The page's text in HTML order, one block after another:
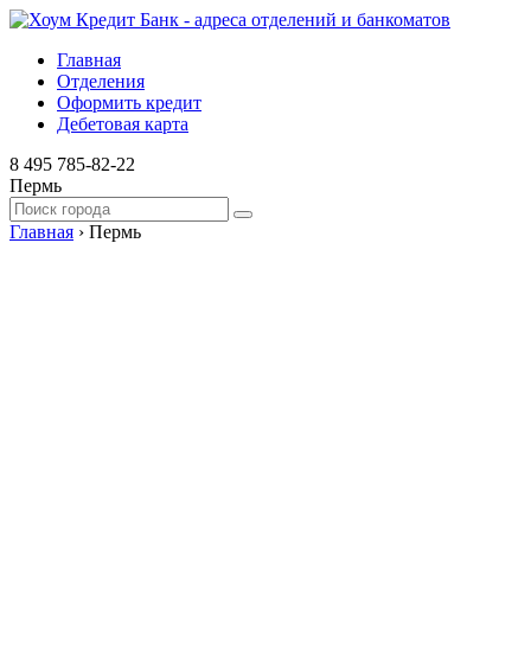
Главная
Отделения
Оформить кредит
Дебетовая карта
8 495 785-82-22
Пермь
Главная › Пермь